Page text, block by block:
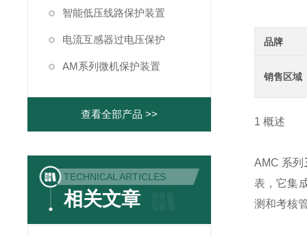
智能低压线路保护装置
电流互感器过电压保护
AM系列微机保护装置
查看全部产品 >>
TECHNICAL ARTICLES
相关文章
品牌
销售区域
1 概述
AMC 系列
表，它集
测和考核